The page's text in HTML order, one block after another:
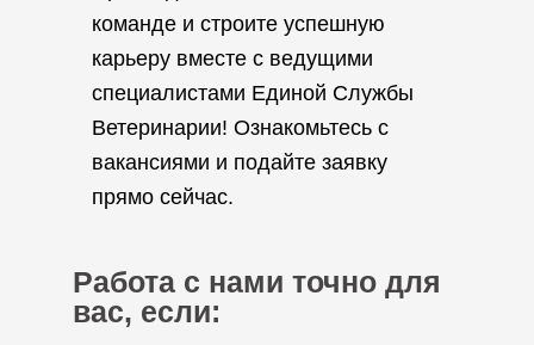
команде и строите успешную
карьеру вместе с ведущими
специалистами Единой Службы
Ветеринарии! Ознакомьтесь с
вакансиями и подайте заявку
прямо сейчас.
Работа с нами точно для
вас, если: